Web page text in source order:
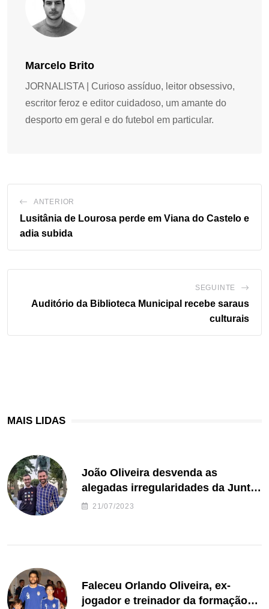
Marcelo Brito
JORNALISTA | Curioso assíduo, leitor obsessivo,
escritor feroz e editor cuidadoso, um amante do
desporto em geral e do futebol em particular.
ANTERIOR
Lusitânia de Lourosa perde em Viana do Castelo e
adia subida
SEGUINTE
Auditório da Biblioteca Municipal recebe saraus
culturais
MAIS LIDAS
João Oliveira desvenda as
alegadas irregularidades da Junta
de Freguesia S. João de Ver
21/07/2023
Faleceu Orlando Oliveira, ex-
jogador e treinador da formação